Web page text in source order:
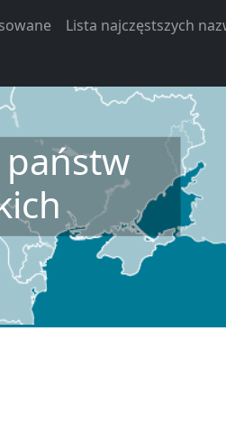
Lista najczęstszych
państw